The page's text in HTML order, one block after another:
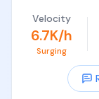
现在最大
看破了，
就是说，
是布尔代
东西，很
个二叉
向的直
Velocity
6.7K/h
Surging